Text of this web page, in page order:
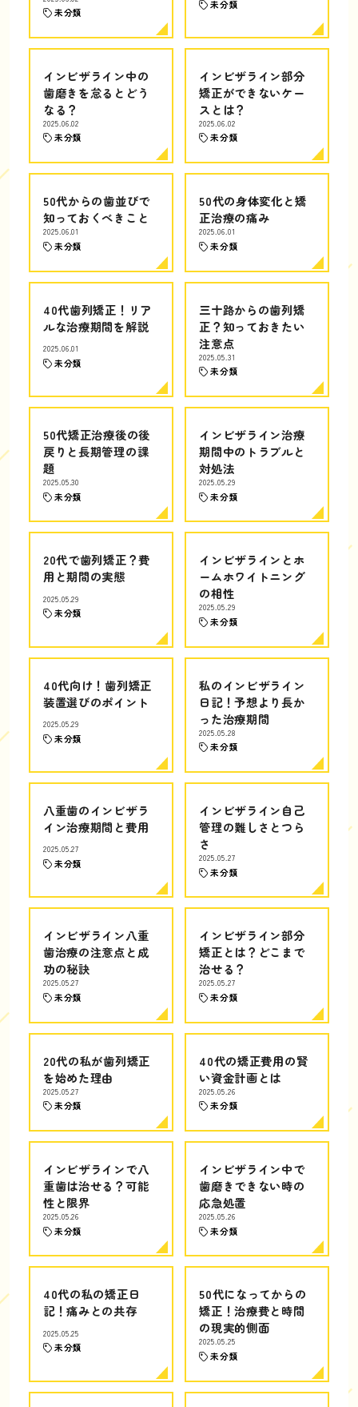
未分類
未分類
インビザライン中の
歯磨きを怠るとどう
なる？
2025.06.02
未分類
インビザライン部分
矯正ができないケー
スとは？
2025.06.02
未分類
50代からの歯並びで
知っておくべきこと
2025.06.01
未分類
50代の身体変化と矯
正治療の痛み
2025.06.01
未分類
40代歯列矯正！リア
ルな治療期間を解説
2025.06.01
未分類
三十路からの歯列矯
正？知っておきたい
注意点
2025.05.31
未分類
50代矯正治療後の後
戻りと長期管理の課
題
2025.05.30
未分類
インビザライン治療
期間中のトラブルと
対処法
2025.05.29
未分類
20代で歯列矯正？費
用と期間の実態
2025.05.29
未分類
インビザラインとホ
ームホワイトニング
の相性
2025.05.29
未分類
40代向け！歯列矯正
装置選びのポイント
2025.05.29
未分類
私のインビザライン
日記！予想より長か
った治療期間
2025.05.28
未分類
八重歯のインビザラ
イン治療期間と費用
2025.05.27
未分類
インビザライン自己
管理の難しさとつら
さ
2025.05.27
未分類
インビザライン八重
歯治療の注意点と成
功の秘訣
2025.05.27
未分類
インビザライン部分
矯正とは？どこまで
治せる？
2025.05.27
未分類
20代の私が歯列矯正
を始めた理由
2025.05.27
未分類
40代の矯正費用の賢
い資金計画とは
2025.05.26
未分類
インビザラインで八
重歯は治せる？可能
性と限界
2025.05.26
未分類
インビザライン中で
歯磨きできない時の
応急処置
2025.05.26
未分類
40代の私の矯正日
記！痛みとの共存
2025.05.25
未分類
50代になってからの
矯正！治療費と時間
の現実的側面
2025.05.25
未分類